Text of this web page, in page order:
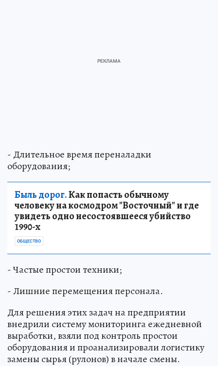
- Длительное время переналадки
оборудования;
Быль дорог.Как попасть обычному
человеку на космодром "Восточный" и где
увидеть одно несостоявшееся убийство
1990-х
ОБЩЕСТВО
- Частые простои техники;
- Лишние перемещения персонала.
Для решения этих задач на предприятии
внедрили систему мониторинга ежедневной
выработки, взяли под контроль простои
оборудования и проанализировали логистику
замены сырья (рулонов) в начале смены.